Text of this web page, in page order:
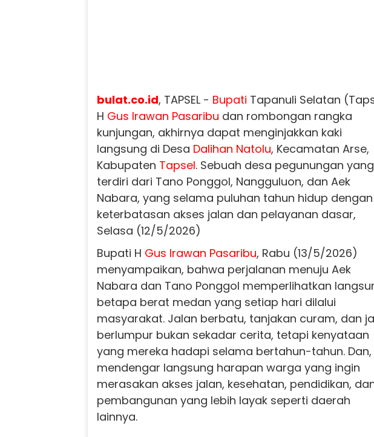
bulat.co.id, TAPSEL - Bupati Tapanuli Selatan
H Gus Irawan Pasaribu dan rombongan rangka
kunjungan, akhirnya dapat menginjakkan kaki
langsung di Desa Dalihan Natolu, Kecamatan Arse,
Kabupaten Tapsel. Sebuah desa pegunungan yang
terdiri dari Tano Ponggol, Nangguluon, dan Aek
Nabara, yang selama puluhan tahun hidup dengan
keterbatasan akses jalan dan pelayanan dasar,
Selasa (12/5/2026)
Bupati H Gus Irawan Pasaribu, Rabu (13/5/2026)
menyampaikan, bahwa perjalanan menuju Aek
Nabara dan Tano Ponggol memperlihatkan
betapa berat medan yang setiap hari dilalui
masyarakat. Jalan berbatu, tanjakan curam, dan
berlumpur bukan sekadar cerita, tetapi kenyataan
yang mereka hadapi selama bertahun-tahun. Dan,
mendengar langsung harapan warga yang ingin
merasakan akses jalan, kesehatan, pendidikan,
pembangunan yang lebih layak seperti daerah
lainnya.